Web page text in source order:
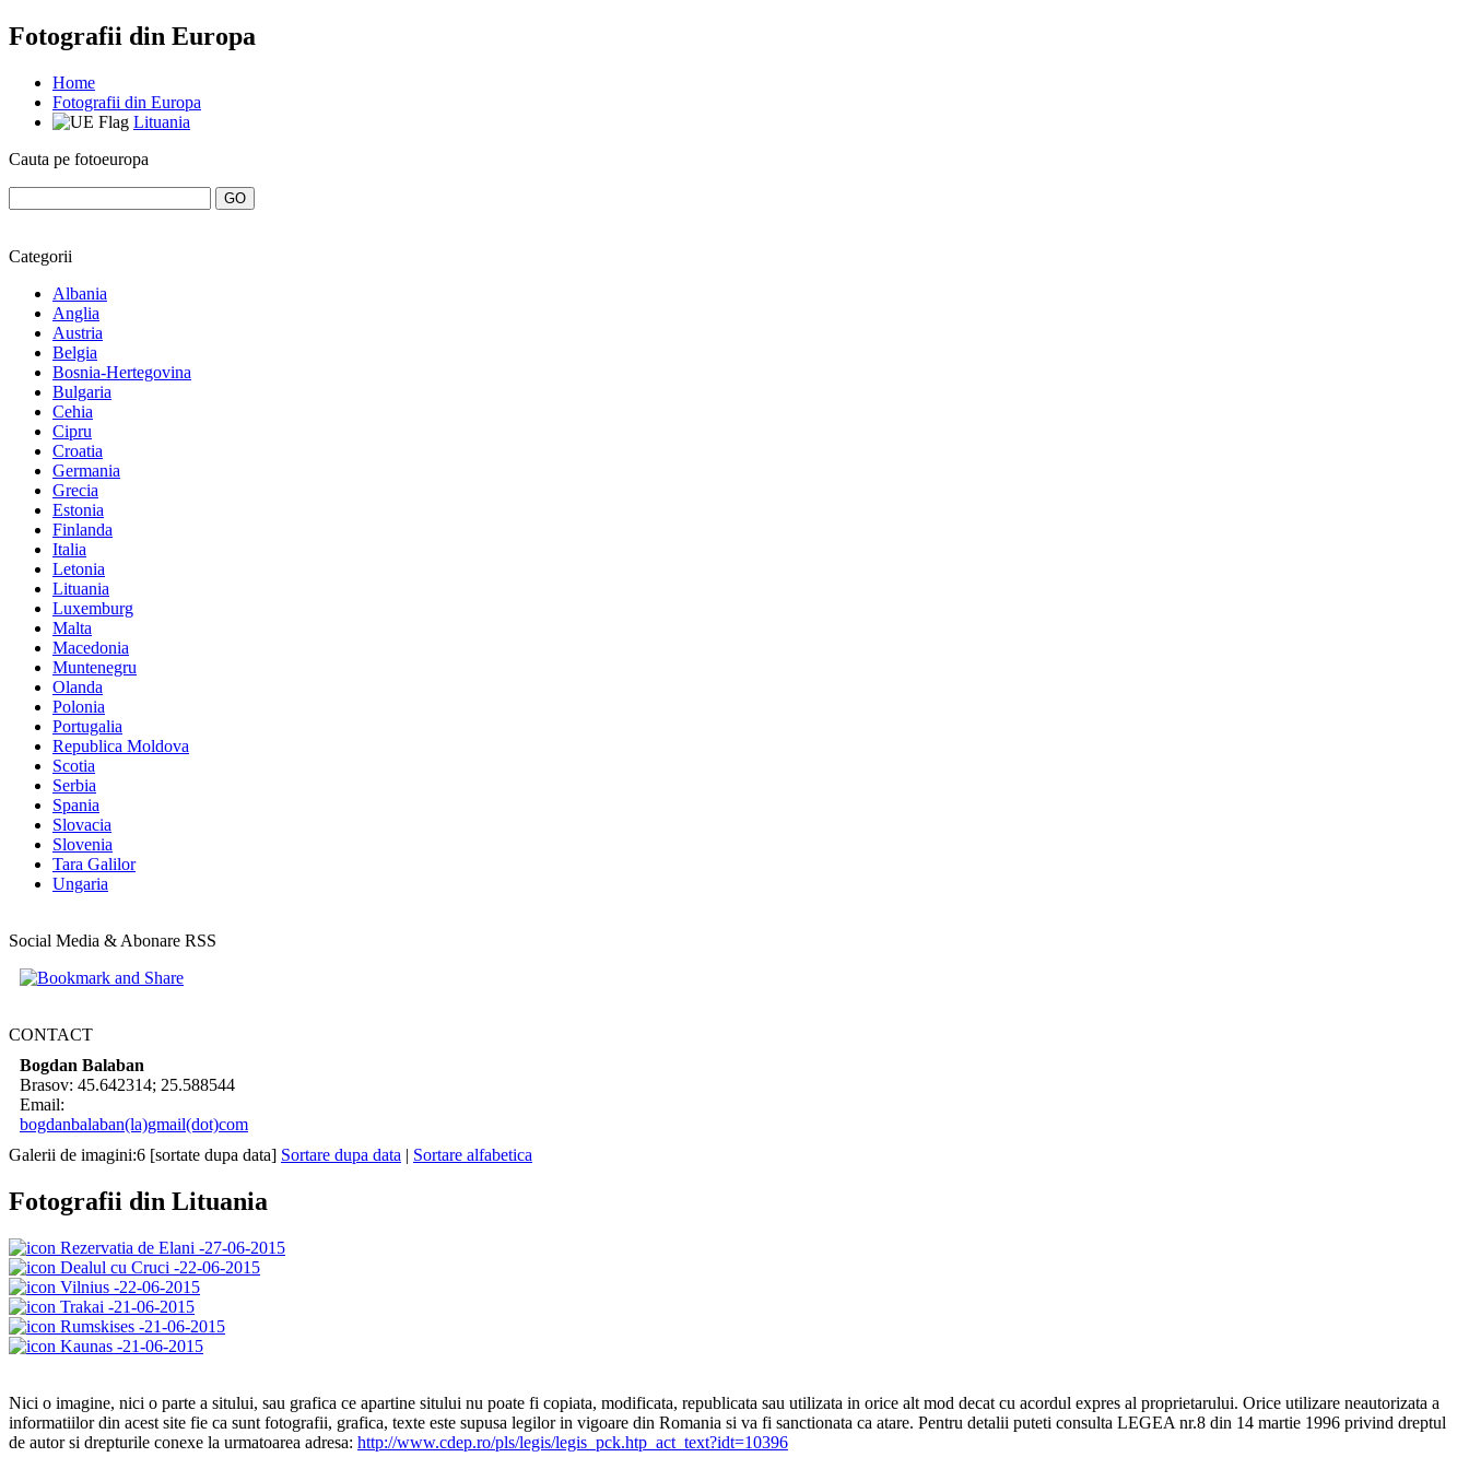
Fotografii din Europa
Home
Fotografii din Europa
Lituania
Cauta pe fotoeuropa
Categorii
Albania
Anglia
Austria
Belgia
Bosnia-Hertegovina
Bulgaria
Cehia
Cipru
Croatia
Germania
Grecia
Estonia
Finlanda
Italia
Letonia
Lituania
Luxemburg
Malta
Macedonia
Muntenegru
Olanda
Polonia
Portugalia
Republica Moldova
Scotia
Serbia
Spania
Slovacia
Slovenia
Tara Galilor
Ungaria
Social Media & Abonare RSS
CONTACT
Bogdan Balaban
Brasov: 45.642314; 25.588544
Email:
bogdanbalaban(la)gmail(dot)com
Galerii de imagini:6 [sortate dupa data] Sortare dupa data | Sortare alfabetica
Fotografii din Lituania
Rezervatia de Elani -27-06-2015
Dealul cu Cruci -22-06-2015
Vilnius -22-06-2015
Trakai -21-06-2015
Rumskises -21-06-2015
Kaunas -21-06-2015
Nici o imagine, nici o parte a sitului, sau grafica ce apartine sitului nu poate fi copiata, modificata, republicata sau utilizata in orice alt mod decat cu acordul expres al proprietarului. Orice utilizare neautorizata a
informatiilor din acest site fie ca sunt fotografii, grafica, texte este supusa legilor in vigoare din Romania si va fi sanctionata ca atare. Pentru detalii puteti consulta LEGEA nr.8 din 14 martie 1996 privind dreptul
de autor si drepturile conexe la urmatoarea adresa: http://www.cdep.ro/pls/legis/legis_pck.htp_act_text?idt=10396